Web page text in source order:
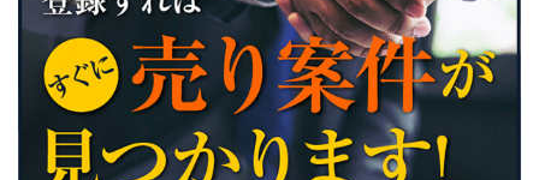
法人の飲食店に必要な廃業手続き
飲食店の廃業における届出の提出先
同じ飲食店でも潰れない店の特徴とは
今後は新型コロナ休業の影響による廃業も考えられる